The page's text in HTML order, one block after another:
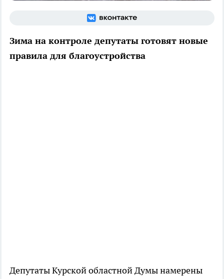
Зима на контроле депутаты готовят новые
правила для благоустройства
Депутаты Курской областной Думы намерены